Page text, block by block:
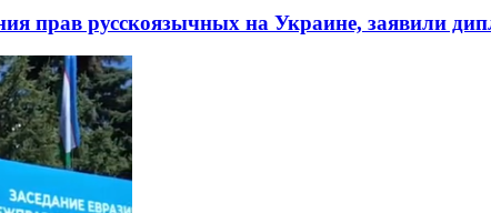
прав русскоязычных на Украине, заявили